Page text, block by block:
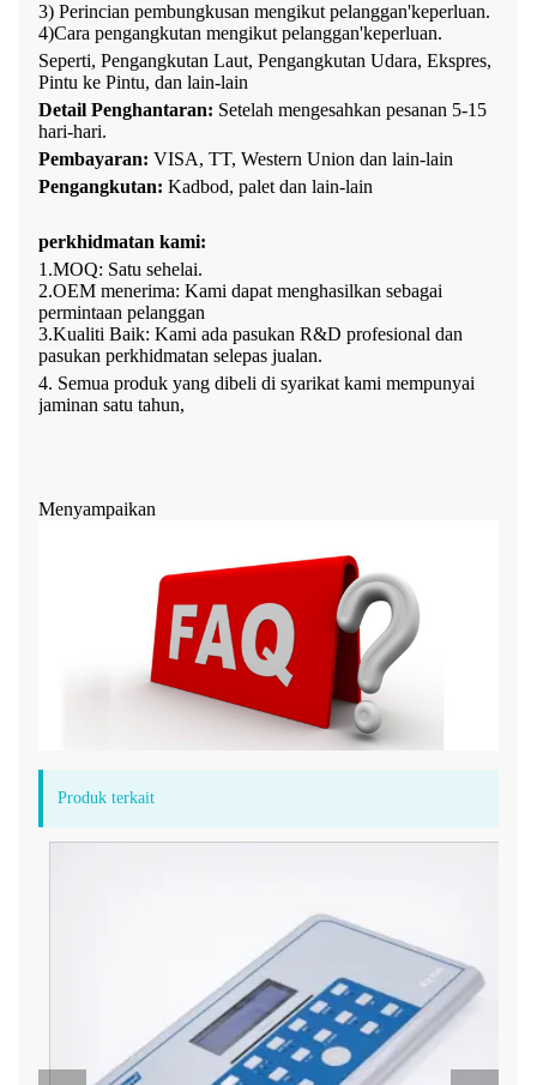
3) Perincian pembungkusan mengikut pelanggan'keperluan.
4)Cara pengangkutan mengikut pelanggan'keperluan.
Seperti, Pengangkutan Laut, Pengangkutan Udara, Ekspres,
Pintu ke Pintu, dan lain-lain
Detail Penghantaran: Setelah mengesahkan pesanan 5-15
hari-hari.
Pembayaran: VISA, TT, Western Union dan lain-lain
Pengangkutan: Kadbod, palet dan lain-lain
perkhidmatan kami:
1.MOQ: Satu sehelai.
2.OEM menerima: Kami dapat menghasilkan sebagai
permintaan pelanggan
3.Kualiti Baik: Kami ada pasukan R&D profesional dan
pasukan perkhidmatan selepas jualan.
4. Semua produk yang dibeli di syarikat kami mempunyai
jaminan satu tahun,
Menyampaikan
Produk terkait